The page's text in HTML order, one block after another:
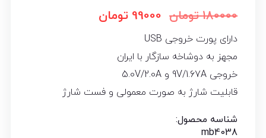
180000 تومان 99000 تومان
دارای پورت خروجی USB
مجهز به دوشاخه سازگار با ایران
خروجی 9V/1.67A و 5.0V/2.0A
قابلیت شارژ به صورت معمولی و فست شارژ
شناسه محصول:
mb4038